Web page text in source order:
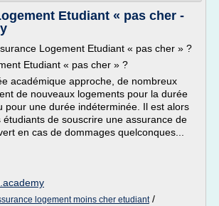
Etudiant « pas cher -
Logement Etudiant « pas cher » ?
Etudiant « pas cher » ?
académique approche, de nombreux
de nouveaux logements pour la durée
pour une durée indéterminée. Il est alors
étudiants de souscrire une assurance de
en cas de dommages quelconques...
logement moins cher etudiant/